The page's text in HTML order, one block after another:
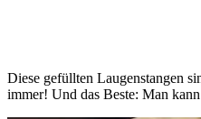
Diese gefüllten Laugenstangen
immer! Und das Beste: Man